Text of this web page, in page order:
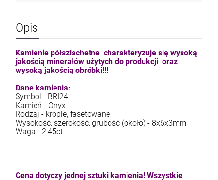
Opis
Kamienie półszlachetne charakteryzuje się wysoką
jakością minerałów użytych do produkcji oraz
wysoką jakością obróbki!!!
Dane kamienia:
Symbol - BRI24.
Kamień - Onyx
Rodzaj - krople, fasetowane
Wysokość, szerokość, grubość (około) - 8x6x3mm
Waga - 2,45ct
Cena dotyczy jednej sztuki kamienia! Wszystkie